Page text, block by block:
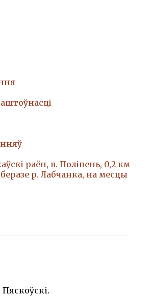
раён, в. Поліпень, 0,2 км
р. Лабчанка, на месцы
Пяскоўскі.